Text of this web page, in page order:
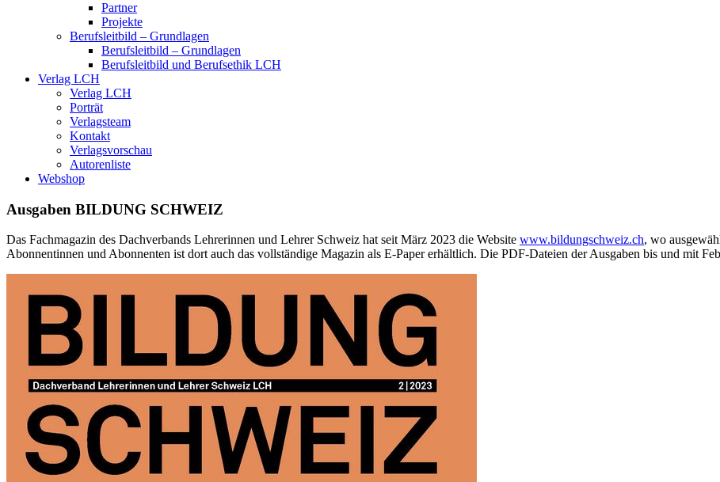
Partner
Projekte
Berufsleitbild – Grundlagen
Berufsleitbild – Grundlagen
Berufsleitbild und Berufsethik LCH
Verlag LCH
Verlag LCH
Porträt
Verlagsteam
Kontakt
Verlagsvorschau
Autorenliste
Webshop
Ausgaben BILDUNG SCHWEIZ
Das Fachmagazin des Dachverbands Lehrerinnen und Lehrer Schweiz hat seit März 2023 die Website www.bildungschweiz.ch, wo
Abonnentinnen und Abonnenten ist dort auch das vollständige Magazin als E-Paper erhältlich. Die PDF-Dateien der Ausgaben bis und mit